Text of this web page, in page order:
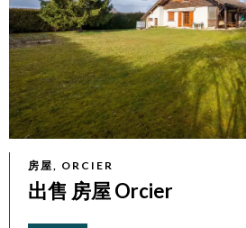
房屋, ORCIER
出售 房屋 Orcier